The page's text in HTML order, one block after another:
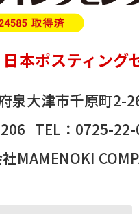
日本ポスティング
泉大津市千原町2-
TEL： 0725-
MAMENOKI